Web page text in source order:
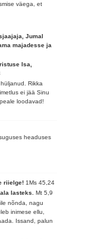
väega, et
Jumal
majadesse ja
Isa,
Rikka
ei jää Sinu
loodavad!
headuses
riielge! 1Ms 45,24
lasteks.Mt 5,9
nõnda, nagu
inimese ellu,
Issand, palun